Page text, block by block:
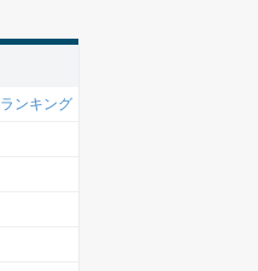
ランキング